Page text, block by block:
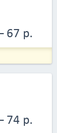
67 р.
74 р.
li>
li>
и
сделать